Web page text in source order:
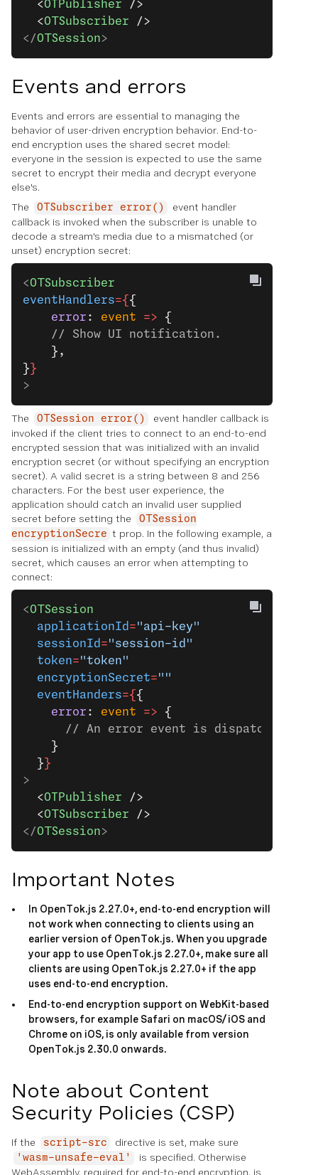
  <
OTPublisher />
  <
OTSubscriber />
</OTSession>
Events and errors
Events and errors are essential to managing the
behavior of user-driven encryption behavior. End-to-
end encryption uses the shared secret model:
everyone in the session is expected to use the same
secret to encrypt their media and decrypt everyone
else's.
The
OTSubscriber error()
event handler
callback is invoked when the subscriber is unable to
decode a stream's media due to a mismatched (or
unset) encryption secret:
<OTSubscriber
eventHandlers={ {
    error
: event => {
    // Show UI notification.
    },
} }
>
The OTSession error()
event handler callback is
invoked if the client tries to connect to an end-to-end
encrypted session that was initialized with an invalid
encryption secret (or without specifying an encryption
secret). A valid secret is a string between 8 and 256
characters. For the best user experience, the
application should catch an invalid user supplied
secret before setting the
OTSession
encryptionSecre t prop. In the following example, a
session is initialized with an empty (and thus invalid)
secret, which causes an error when attempting to
connect:
<OTSession
  applicationId
="api-key"
  sessionId
="session-id"
  token
="token"
  encryptionSecret
=""
  eventHanders
={ {
    error
: event => {
// An error event is dispatched if
    }
  }
}
>
  <
OTPublisher />
  <
OTSubscriber />
</OTSession>
Important Notes
In OpenTok.js 2.27.0+, end-to-end encryption will
not work when connecting to clients using an
earlier version of OpenTok.js. When you upgrade
your app to use OpenTok.js 2.27.0+, make sure all
clients are using OpenTok.js 2.27.0+ if the app
uses end-to-end encryption.
End-to-end encryption support on WebKit-based
browsers, for example Safari on macOS/iOS and
Chrome on iOS, is only available from version
OpenTok.js 2.30.0 onwards.
Note about Content
Security Policies (CSP)
If the script-src directive is set, make sure
'wasm-unsafe-eval'
is specified. Otherwise
WebAssembly, required for end-to-end encryption, is